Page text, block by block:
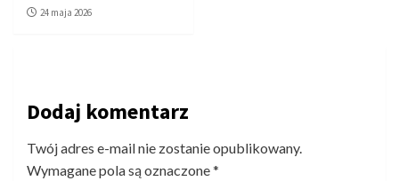
24 maja 2026
Dodaj komentarz
Twój adres e-mail nie zostanie opublikowany.
Wymagane pola są oznaczone*